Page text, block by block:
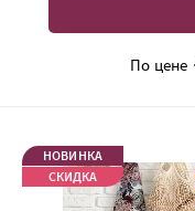
По цене
НОВИНКА
СКИДКА